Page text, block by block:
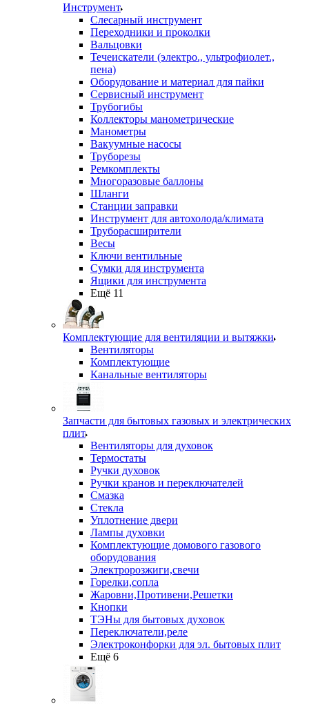
Инструмент
Слесарный инструмент
Переходники и проколки
Вальцовки
Течеискатели (электро., ультрофиолет.,
пена)
Оборудование и материал для пайки
Сервисный инструмент
Трубогибы
Коллекторы манометрические
Манометры
Вакуумные насосы
Труборезы
Ремкомплекты
Многоразовые баллоны
Шланги
Станции заправки
Инструмент для автохолода/климата
Труборасширители
Весы
Ключи вентильные
Сумки для инструмента
Ящики для инструмента
Ещё 11
Комплектующие для вентиляции и вытяжки
Вентиляторы
Комплектующие
Канальные вентиляторы
Запчасти для бытовых газовых и электрических
плит
Вентиляторы для духовок
Термостаты
Ручки духовок
Ручки кранов и переключателей
Смазка
Стекла
Уплотнение двери
Лампы духовки
Комплектующие домового газового
оборудования
Электророзжиги,свечи
Горелки,сопла
Жаровни,Противени,Решетки
Кнопки
ТЭНы для бытовых духовок
Переключатели,реле
Электроконфорки для эл. бытовых плит
Ещё 6